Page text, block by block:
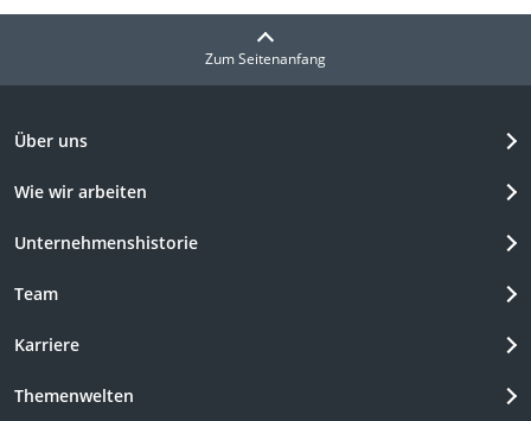
Zum Seitenanfang
Über uns
Wie wir arbeiten
Unternehmenshistorie
Team
Karriere
Themenwelten